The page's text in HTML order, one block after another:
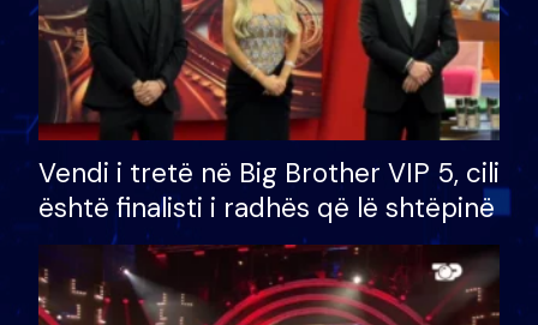
Vendi i tretë në Big Brother VIP 5, cili
është finalisti i radhës që lë shtëpinë